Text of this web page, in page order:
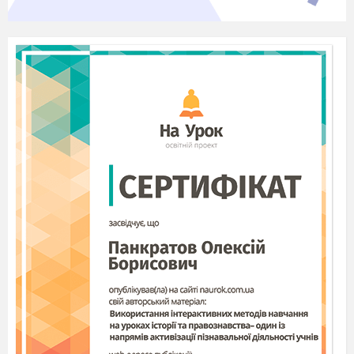
Усні джерела історії.
Слово фольклор означає :